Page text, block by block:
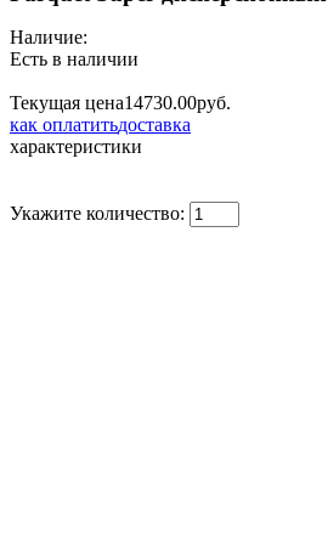
Наличие:
Есть в наличии
Текущая цена14730.00руб.
как оплатитьдоставка
характеристики
Укажите количество: